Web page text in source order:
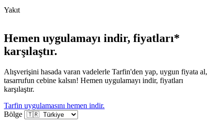
Yakıt
Hemen uygulamayı indir, fiyatları*
karşılaştır.
Alışverişini hasada varan vadelerle Tarfin'den yap, uygun fiyata al,
tasarrufun cebine kalsın! Hemen uygulamayı indir, fiyatları
karşılaştır.
Tarfin uygulamasını hemen indir.
Bölge